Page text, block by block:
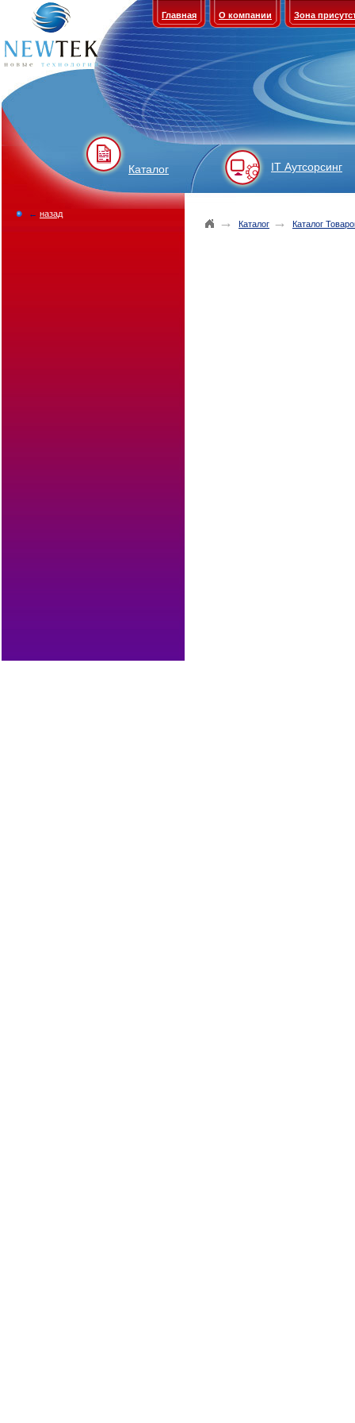
Главная О компании Зона
Каталог IT Аутсорсинг
→ Каталог → Каталог
← назад